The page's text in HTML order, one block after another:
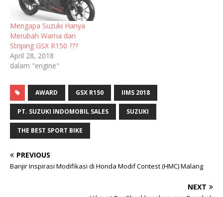
Mengapa Suzuki Hanya
Merubah Warna dan
Striping GSX R150 ???
April 28, 2018
dalam "engine"
AWARD GSX R150 IIMS 2018
PT. SUZUKI INDOMOBIL SALES SUZUKI
THE BEST SPORT BIKE
PREVIOUS
Banjir Inspirasi Modifikasi di Honda Modif Contest (HMC) Malang
NEXT